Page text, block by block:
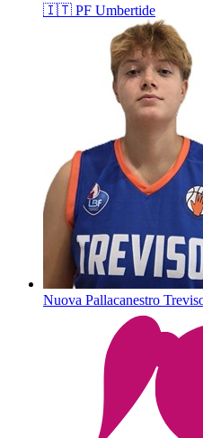
🇮🇹 PF Umbertide
Nuova Pallacanestro